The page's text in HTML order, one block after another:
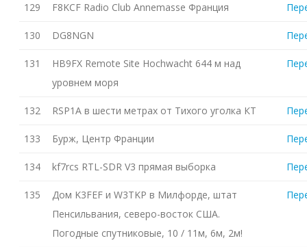
129 F8KCF Radio Club Annemasse Франция
130 DG8NGN
131
HB9FX Remote Site Hochwacht 644 м над
уровнем моря
132 RSP1A в шести метрах от Тихого уголка КТ
133 Бурж, Центр Франции
134 kf7rcs RTL-SDR V3 прямая выборка
135
Дом K3FEF и W3TKP в Милфорде, штат
Пенсильвания, северо-восток США.
Погодные спутниковые, 10 / 11м, 6м, 2м!